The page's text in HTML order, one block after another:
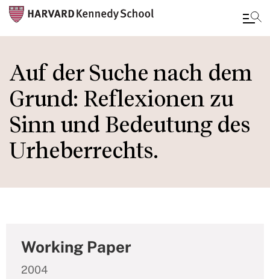
main
content
Auf der Suche nach dem
Grund: Reflexionen zu
Sinn und Bedeutung des
Urheberrechts.
Working Paper
2004